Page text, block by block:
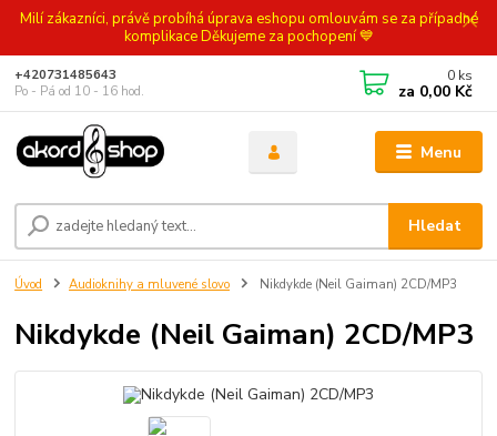
Milí zákazníci, právě probíhá úprava eshopu omlouvám se za případné
komplikace Děkujeme za pochopení 💙
Menu
Hledat
+420731485643
Po - Pá od 10 - 16 hod.
0 ks
za 0,00 Kč
Úvod Audioknihy a mluvené slovo Nikdykde (Neil Gaiman) 2CD/MP3
Nikdykde (Neil Gaiman) 2CD/MP3